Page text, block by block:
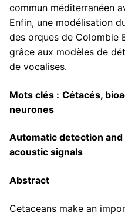
commun méditerranéen
Enfin, une modélisation
des orques de Colombie
grâce aux modèles de
de vocalises.
Mots clés : Cétacés,
neurones
Automatic detection
acoustic signals
Abstract
Cetaceans make an